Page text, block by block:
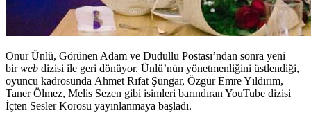
Onur Ünlü, Görünen Adam ve Dudullu Postası’ndan sonra yeni
birweb dizisi ile geri dönüyor. Ünlü’nün yönetmenliğini üstlendiği,
oyuncu kadrosunda Ahmet Rıfat Şungar, Özgür Emre Yıldırım,
Taner Ölmez, Melis Sezen gibi isimleri barındıran YouTube dizisi
İçten Sesler Korosu yayınlanmaya başladı.